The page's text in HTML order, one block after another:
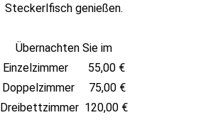
Steckerlfisch genießen.
Übernachten Sie im
Einzelzimmer 55,00 €
Doppelzimmer 75,00 €
Dreibettzimmer 120,00 €